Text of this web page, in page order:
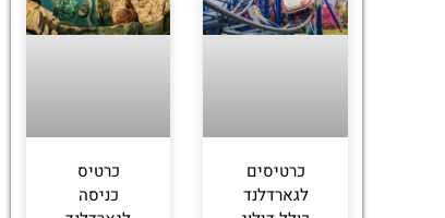
כרטיסים
לגארדלנד
כרטיס
כניסה